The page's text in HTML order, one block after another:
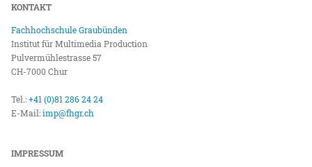
KONTAKT
Fachhochschule Graubünden
Institut für Multimedia Production
Pulvermühlestrasse 57
CH-7000 Chur
Tel.:+41 (0)81 286 24 24
E-Mail:imp@fhgr.ch
IMPRESSUM